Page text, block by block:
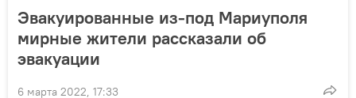
Эвакуированные из-под Мариуполя
мирные жители рассказали об
эвакуации
6 марта 2022, 17:33